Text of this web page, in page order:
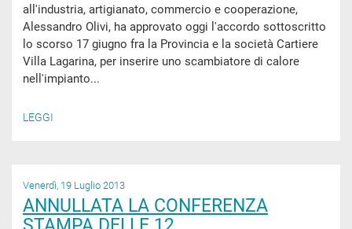
all'industria, artigianato, commercio e cooperazione,
Alessandro Olivi, ha approvato oggi l'accordo sottoscritto
lo scorso 17 giugno fra la Provincia e la società Cartiere
Villa Lagarina, per inserire uno scambiatore di calore
nell'impianto...
LEGGI
Venerdì, 19 Luglio 2013
ANNULLATA LA CONFERENZA